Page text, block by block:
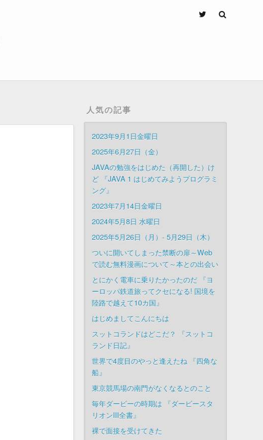
人気の記事
2023年9月1日金曜日
2025年6月27日（金）
JAVAの勉強をはじめた（再開した）け
ど 『JAVA 1 はじめてみようプログラミ
ング』
2023年7月14日金曜日
2024年5月8日 水曜日
2025年5月26日（月）- 5月29日（木）
ついに開いてしまった禁断の扉～Web
で読む無料漫画について～本との出会い
とにかく電車に乗りたかったのだ 『ヨ
ーロッパ鉄道旅ってクセになる! 国境を
陸路で越えて10カ国』
はじめましてこんにちは
スットコランドはどこだ？ 『スットコ
ランド日記』
世界で4度目のやっと逢えたね 『四角な
船』
東京競馬場の南門がなくなるとのこと
毎年ダービーの時期は 『ダービースタ
リオンIII全書』
裸で面接を受けてきた